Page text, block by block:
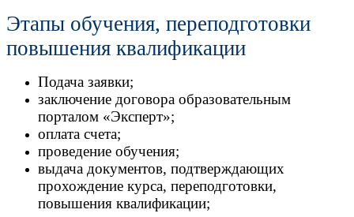
Этапы обучения, переподготовки
повышения квалификации
Подача заявки;
заключение договора образовательным
порталом «Эксперт»;
оплата счета;
проведение обучения;
выдача документов, подтверждающих
прохождение курса, переподготовки,
повышения квалификации;